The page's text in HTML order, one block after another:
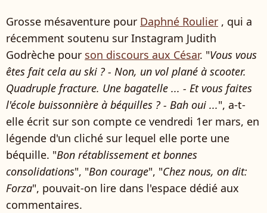
Grosse mésaventure pour Daphné Roulier , qui a
récemment soutenu sur Instagram Judith
Godrèche pour son discours aux César. "Vous vous
êtes fait cela au ski ? - Non, un vol plané à scooter.
Quadruple fracture. Une bagatelle ... - Et vous faites
l'école buissonnière à béquilles ? - Bah oui ...", a-t-
elle écrit sur son compte ce vendredi 1er mars, en
légende d'un cliché sur lequel elle porte une
béquille. "Bon rétablissement et bonnes
consolidations", "Bon courage", "Chez nous, on dit:
Forza", pouvait-on lire dans l'espace dédié aux
commentaires.